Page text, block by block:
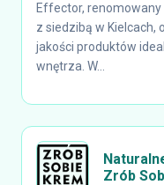
Effector,
z siedzibą w Kielcach,
jakości produktów
wnętrza. W...
Zrób